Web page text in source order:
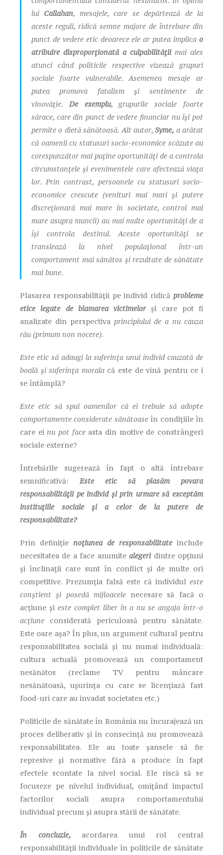
lui Callahan, mesajele, care se depărtează de la
aceste reguli, ridică semne majore de întrebare din
punct de vedere etic deoarece ele ar putea implica o
atribuire disproporționată a culpabilitățiimai ales
atunci când politicile respective vizează grupuri
sociale foarte vulnerabile. Asemenea mesaje ar
putea promova fatalism și sentimente de
vinovăție.De exemplu, grupurile sociale foarte
sărace, care din punct de vedere financiar nu își pot
permite o dietă sănătoasă. Alt autor,Syme, a arătat
că oamenii cu statusuri socio-economice scăzuteau
corespunzător mai puține oportunități de a controla
circumstanțele și evenimentele care afectează viața
lor. Prin contrast, persoanele cu statusuri socio-
economice crescute(venituri mai mari și putere
discreționară mai mare în societate, control mai
mare asupra muncii) au mai multe oportunități de a
își controla destinul. Aceste oportunități se
translează la nivel populațional într-un
comportament mai sănătos și rezultate de sănătate
mai bune.
Plasarea responsabilității pe individ ridică probleme
etice legate de blamarea victimelorși care pot fi
analizate din perspectiva principiului de a nu cauza
rău (primum non nocere).
Este etic să adaugi la suferința unui individ cauzată de
boală și suferința moralacă este de vină pentru ce i
se întâmplă?
Este etic să spui oamenilor că ei trebuie să adopte
comportamente considerate sănătoaseîn condițiile în
care einu pot faceasta din motive de constrângeri
sociale externe?
Întrebările sugerează în fapt o altă întrebare
semnificativă:Este etic să plasăm povara
responsabilității pe individ și prin urmare să exceptăm
instituțiile sociale și a celor de la putere de
responsabilitate?
Prin definiție noțiunea de responsabilitateinclude
necesitatea de a face anumitealegeri dintre opțiuni
și înclinații care sunt în conflict și de multe ori
competitive. Prezumția falsă este că individul este
conștient și posedă mijloacelenecesare să facă o
acțiune și este complet liber în a nu se angaja într-o
acțiune considerată periculoasă pentru sănătate.
Este oare așa? În plus, un argument cultural pentru
responsabilitatea socială și nu numai individuală:
cultura actuală promovează un comportament
nesănătos (reclame TV pentru mâncare
nesănătoasă, ușurința cu care se licențiază fast
food-uri care au invadat societatea etc.)
Politicile de sănătate în România nu încurajează un
proces deliberativ și în consecință nu promovează
responsabilitatea. Ele au toate șansele să fie
represive și normative fără a produce în fapt
efectele scontate la nivel social. Ele riscă să se
focuseze pe nivelul individual, omițând impactul
factorilor sociali asupra comportamentului
individual precum și asupra stării de sănătate.
În concluzie,acordarea unui rol central
responsabilității individuale în politicile de sănătate